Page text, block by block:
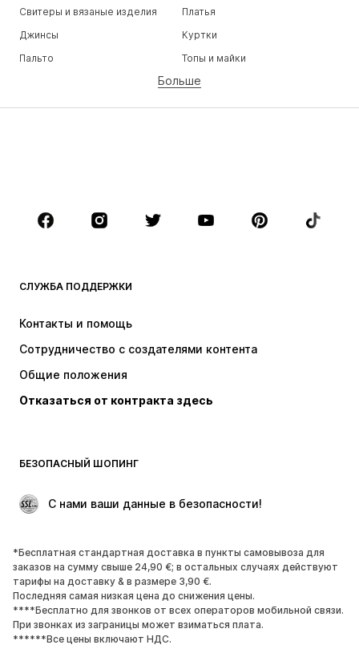
Свитеры и вязаные изделия
Платья
Джинсы
Куртки
Пальто
Топы и майки
Белье
Аксессуары
Премиум
НОВИНКИ
Куртки
Белье
Пальто
Юбки
Поводы
ЭКСКЛЮЗИВ
ОБУВЬ
НОВИНКИ
Модные тенденции
Кроссовки и кеды
Ботинки
Лодочки и туфли на высоких
Больше
СЛУЖБА ПОДДЕРЖКИ
Контакты и помощь
Сотрудничество с создателями контента
Общие положения
Отказаться от контракта здесь
БЕЗОПАСНЫЙ ШОПИНГ
С нами ваши данные в безопасности!
*Бесплатная стандартная доставка в пункты самовывоза для
заказов на сумму свыше 24,90 €; в остальных случаях действуют
тарифы на доставку & в размере 3,90 €.
Последняя самая низкая цена до снижения цены.
****Бесплатно для звонков от всех операторов мобильной связи.
При звонках из заграницы может взиматься плата.
******Все цены включают НДС.